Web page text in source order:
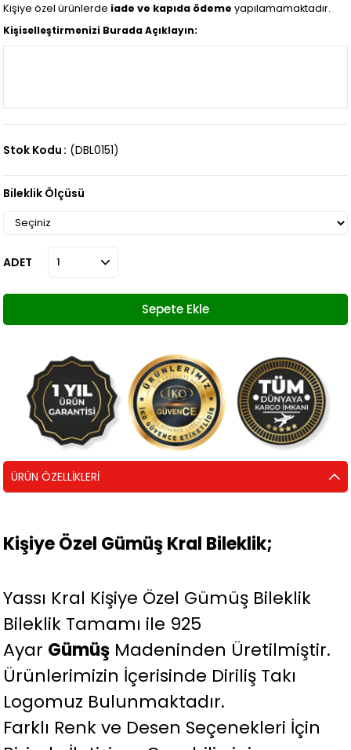
Kişiye özel ürünlerde iade ve kapıda ödeme yapılamamaktadır.
Kişiselleştirmenizi Burada Açıklayın:
Stok Kodu (DBL0151)
Bileklik Ölçüsü
ADET
ÜRÜN ÖZELLIKLERI
Kişiye Özel Gümüş Kral Bileklik;
Yassı Kral Kişiye Özel Gümüş Bileklik
Bileklik Tamamı ile 925
Ayar Gümüş Madeninden Üretilmiştir.
Ürünlerimizin İçerisinde Diriliş Takı
Logomuz Bulunmaktadır.
Farklı Renk ve Desen Seçenekleri İçin